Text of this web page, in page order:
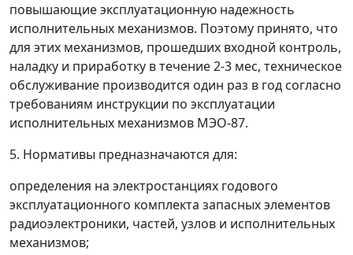
повышающие эксплуатационную надежность
исполнительных механизмов. Поэтому принято, что
для этих механизмов, прошедших входной контроль,
наладку и приработку в течение 2-3 мес, техническое
обслуживание производится один раз в год согласно
требованиям инструкции по эксплуатации
исполнительных механизмов МЭО-87.
5. Нормативы предназначаются для:
определения на электростанциях годового
эксплуатационного комплекта запасных элементов
радиоэлектроники, частей, узлов и исполнительных
механизмов;